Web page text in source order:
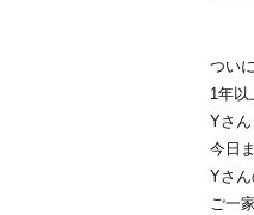
つい
1年以
Yさ
今日
Yさん
ご一